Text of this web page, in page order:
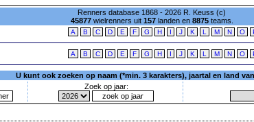
Renners database 1868 - 2026 R. Keuss (c)
45877wielrenners uit 157landen en 8875teams.
A B C D E F G H I J K L M N O
A B C D E F G H I J K L M N O
U kunt ook zoeken op naam (*min. 3 karakters), jaartal en land
Zoek op jaar: